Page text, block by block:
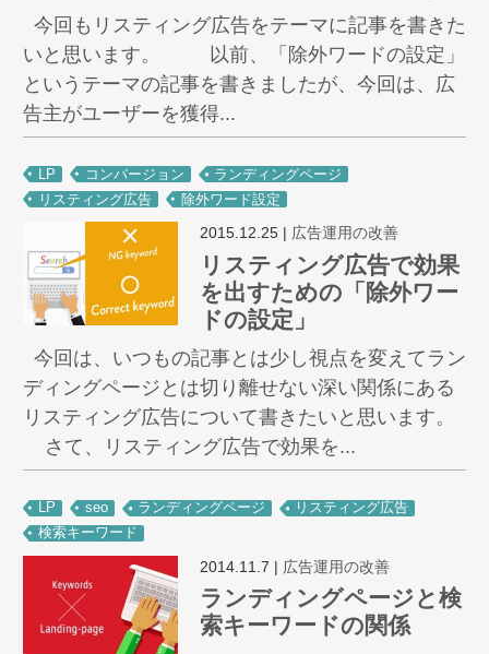
今回もリスティング広告をテーマに記事を書きた
いと思います。 以前、「除外ワードの設定」
というテーマの記事を書きましたが、今回は、広
告主がユーザーを獲得...
LP コンバージョン
ランディングページ
リスティング広告
除外ワード設定
2015.12.25 | 広告運用の改善
リスティング広告で効果
を出すための「除外ワー
ドの設定」
今回は、いつもの記事とは少し視点を変えてラン
ディングページとは切り離せない深い関係にある
リスティング広告について書きたいと思います。
さて、リスティング広告で効果を...
LP seo ランディングページ
リスティング広告
検索キーワード
2014.11.7 | 広告運用の改善
ランディングページと検
索キーワードの関係